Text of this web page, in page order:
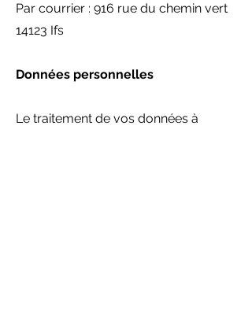
Par courrier : 916 rue du chemin vert
14123 Ifs
Données personnelles
Le traitement de vos données à